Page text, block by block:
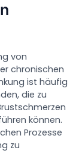
von
chronischen
ist häufig
die zu
können.
Prozesse
zu